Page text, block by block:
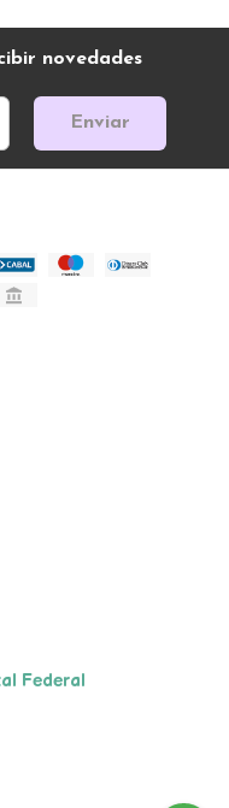
novedades
Enviar
Federal